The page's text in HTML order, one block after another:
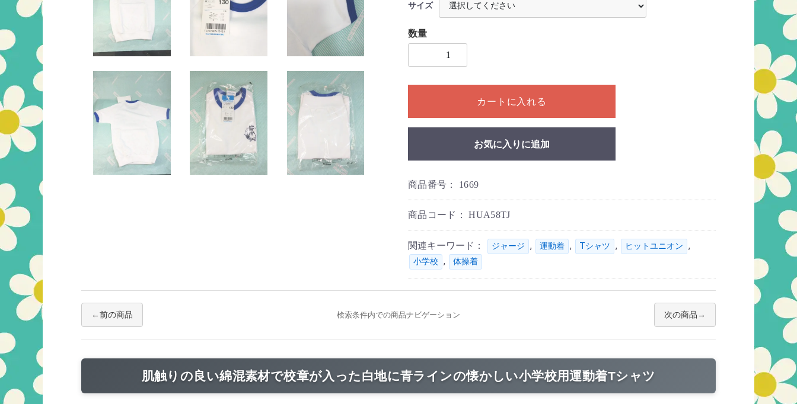
サイズ
数量
1個以上の数量を入力してください
カートに入れる
お気に入りに追加
商品番号： 1669
商品コード：HUA58TJ
関連キーワード： ジャージ , 運動着 , Tシャツ , ヒットユニオン ,
小学校 , 体操着
前の商品 検索条件内での商品ナビゲーション 次の商品
肌触りの良い綿混素材で校章が入った白地に青ラインの懐かしい小学校用運動着Tシャツ